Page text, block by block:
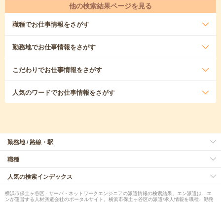
他の検索結果ページを見る
職種でお仕事情報をさがす
勤務地でお仕事情報をさがす
こだわりでお仕事情報をさがす
人気のワードでお仕事情報をさがす
勤務地 / 路線・駅
職種
人気の検索インデックス
横浜市保土ヶ谷区 - サーバ・ネットワークエンジニアの派遣情報の検索結果。エン派遣は、エ
ンが運営する人材派遣会社のポータルサイト。横浜市保土ヶ谷区の派遣/求人情報を職種、勤務